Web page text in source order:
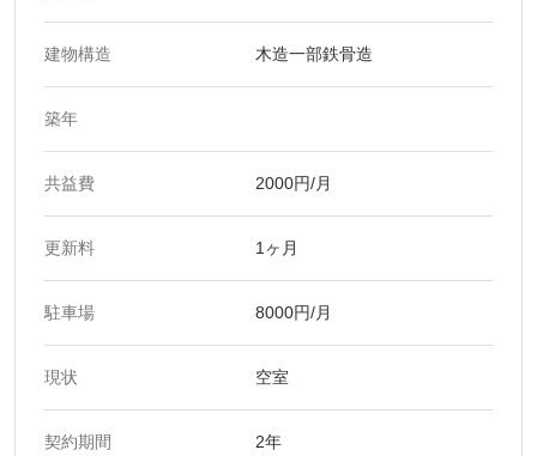
建物構造 木造一部鉄骨造
築年
共益費 2000円/月
更新料 1ヶ月
駐車場 8000円/月
現状 空室
契約期間 2年